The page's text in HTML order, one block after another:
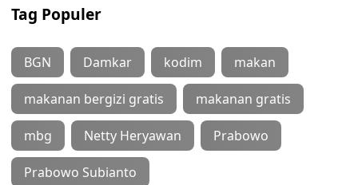
Tag Populer
BGN Damkar kodim makan
makanan bergizi gratis makanan gratis
mbg Netty Heryawan Prabowo
Prabowo Subianto